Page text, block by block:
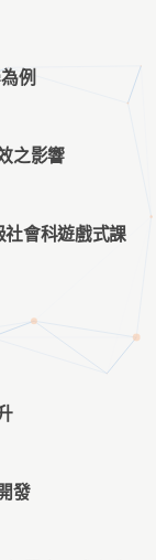
例
之影響
社會科遊戲式課
發